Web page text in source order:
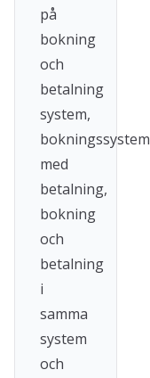
på
bokning
och
betalning
system,
bokningssystem
med
betalning,
bokning
och
betalning
i
samma
system
och